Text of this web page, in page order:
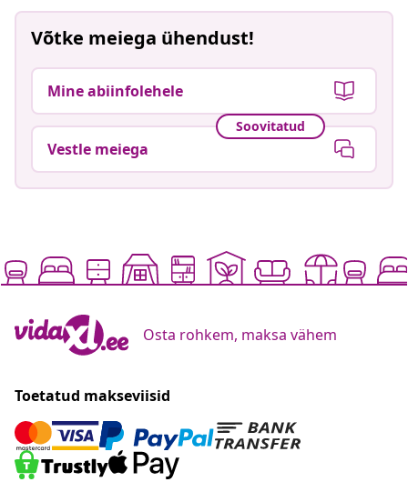
Võtke meiega ühendust!
Mine abiinfolehele
Soovitatud
Vestle meiega
Osta rohkem, maksa vähem
Toetatud makseviisid